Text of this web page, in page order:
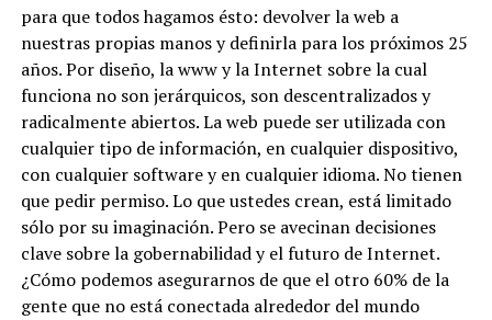
para que todos hagamos ésto: devolver la web a
nuestras propias manos y definirla para los próximos 25
años. Por diseño, la www y la Internet sobre la cual
funciona no son jerárquicos, son descentralizados y
radicalmente abiertos. La web puede ser utilizada con
cualquier tipo de información, en cualquier dispositivo,
con cualquier software y en cualquier idioma. No tienen
que pedir permiso. Lo que ustedes crean, está limitado
sólo por su imaginación. Pero se avecinan decisiones
clave sobre la gobernabilidad y el futuro de Internet.
¿Cómo podemos asegurarnos de que el otro 60% de la
gente que no está conectada alrededor del mundo